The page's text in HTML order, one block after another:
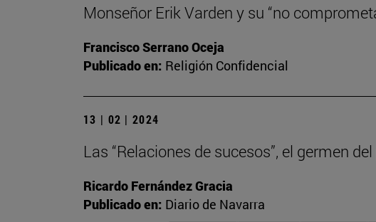
Monseñor Erik Varden y su “no
Francisco Serrano Oceja
Publicado en: Religión Confidencial
13 | 02 | 2024
Las “Relaciones de sucesos”, el germen
Ricardo Fernández Gracia
Publicado en: Diario de Navarra